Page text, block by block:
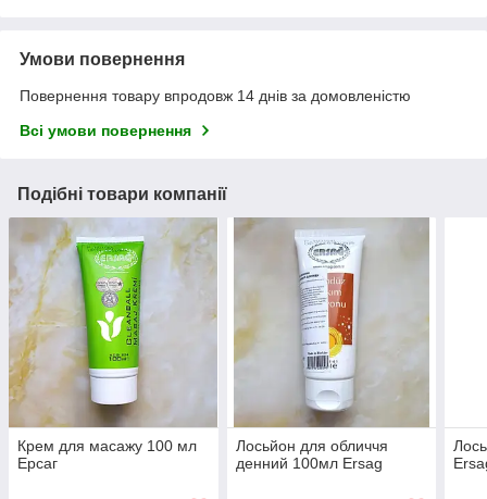
Умови повернення
Повернення товару впродовж 14 днів за домовленістю
Всі умови повернення
Подібні товари компанії
Крем для масажу 100 мл
Ерсаг
Лосьйон для обличчя
денний 100мл Ersag